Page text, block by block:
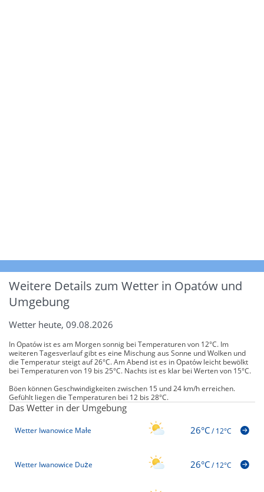
Weitere Details zum Wetter in Opatów und
Umgebung
Wetter heute, 09.08.2026
In Opatów ist es am Morgen sonnig bei Temperaturen von 12°C. Im
weiteren Tagesverlauf gibt es eine Mischung aus Sonne und Wolken und
die Temperatur steigt auf 26°C. Am Abend ist es in Opatów leicht bewölkt
bei Temperaturen von 19 bis 25°C. Nachts ist es klar bei Werten von 15°C.
Böen können Geschwindigkeiten zwischen 15 und 24 km/h erreichen.
Gefühlt liegen die Temperaturen bei 12 bis 28°C.
Das Wetter in der Umgebung
Wetter Iwanowice Małe 26°C/12°C
Wetter Iwanowice Duże 26°C/12°C